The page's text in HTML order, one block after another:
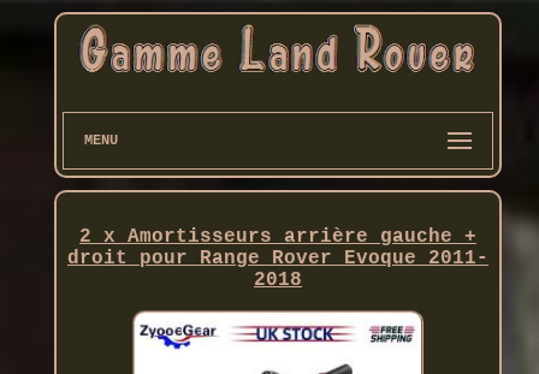
MENU
2 x Amortisseurs arrière gauche +
droit pour Range Rover Evoque 2011-
2018